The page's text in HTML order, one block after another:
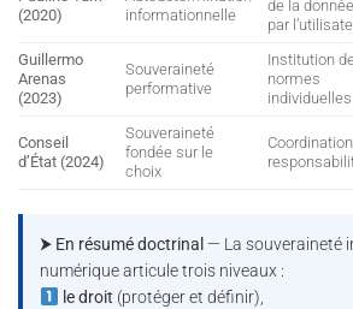
(2020)
informationnelle
de la donnée
par
Guillermo
Arenas
(2023)
Souveraineté
performative
Institution
normes
individuelles
Conseil
d’État (2024)
Souveraineté
fondée sur le
choix
⮞ En résumé doctrinal — La souveraineté
numérique articule trois niveaux :
le droit (protéger et définir),